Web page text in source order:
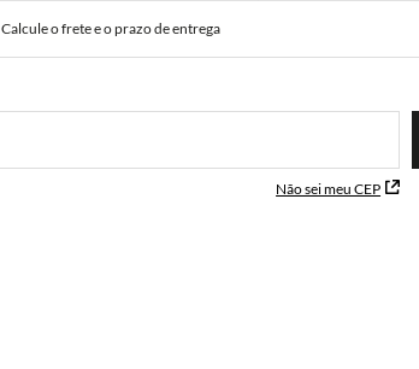
Calcule o frete e o prazo de entrega
Não sei meu CEP